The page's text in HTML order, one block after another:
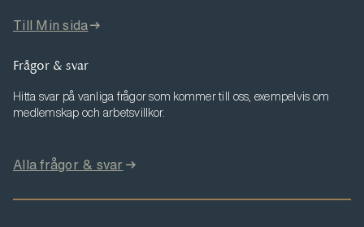
Till Min sida
Frågor & svar
Hitta svar på vanliga frågor som kommer till oss, exempelvis om
medlemskap och arbetsvillkor.
Alla frågor & svar